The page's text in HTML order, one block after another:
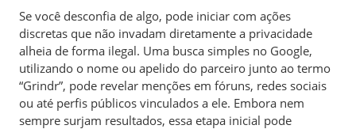
Se você desconfia de algo, pode iniciar com ações
discretas que não invadam diretamente a privacidade
alheia de forma ilegal. Uma busca simples no Google,
utilizando o nome ou apelido do parceiro junto ao termo
“Grindr”, pode revelar menções em fóruns, redes sociais
ou até perfis públicos vinculados a ele. Embora nem
sempre surjam resultados, essa etapa inicial pode